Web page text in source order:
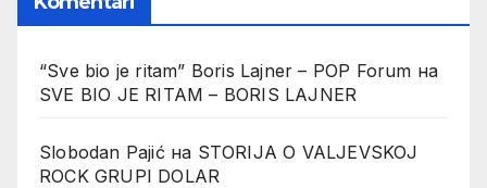
“Sve bio je ritam” Boris Lajner – POP Forum на
SVE BIO JE RITAM – BORIS LAJNER
Slobodan Pajićна STORIJA O VALJEVSKOJ
ROCK GRUPI DOLAR